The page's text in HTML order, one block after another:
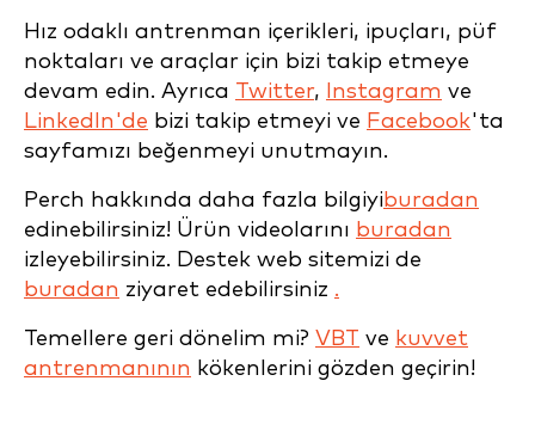
Hız odaklı antrenman içerikleri, ipuçları, püf
noktaları ve araçlar için bizi takip etmeye
devam edin. Ayrıca Twitter, Instagram ve
LinkedIn'de bizi takip etmeyi ve Facebook'ta
sayfamızı beğenmeyi unutmayın.
Perch hakkında daha fazla bilgiyiburadan
edinebilirsiniz! Ürün videolarını buradan
izleyebilirsiniz. Destek web sitemizi de
buradan ziyaret edebilirsiniz .
Temellere geri dönelim mi? VBT ve kuvvet
antrenmanının kökenlerini gözden geçirin!